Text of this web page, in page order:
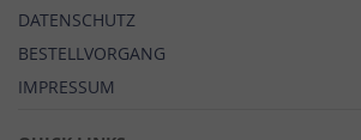
DATENSCHUTZ
BESTELLVORGANG
IMPRESSUM